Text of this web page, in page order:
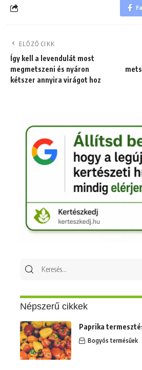
ELŐZŐ CIKK
Így kell a levendulát most
megmetszeni és nyáron
kétszer annyira virágot hoz
Keresés
Népszerű cikkek
Paprika
Bogyós termésűek